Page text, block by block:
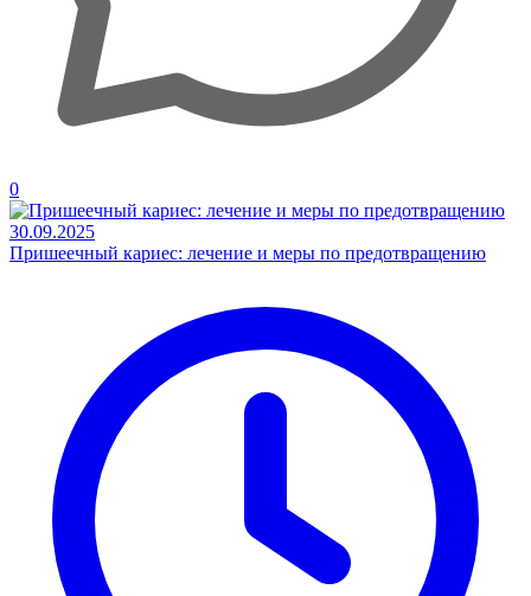
0
30.09.2025
Пришеечный кариес: лечение и меры по предотвращению